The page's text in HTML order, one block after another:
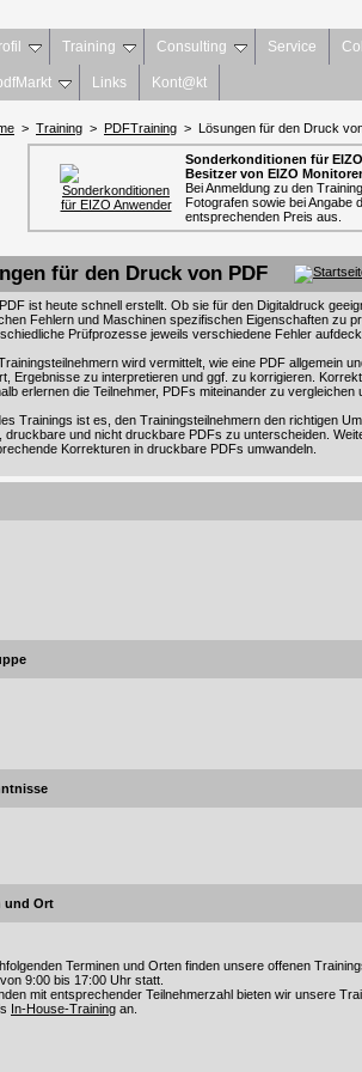
Training Consulting Service
Links Kont@kt
> Training > PDFTraining > Lösungen für den Druck
Sonderkonditionen für
Besitzer von EIZO
Bei Anmeldung zu den
Fotografen sowie bei Angabe
entsprechenden Preis aus.
für den Druck von PDF
ist heute schnell erstellt. Ob sie für den Digitaldruck
Fehlern und Maschinen spezifischen Eigenschaften zu
Prüfprozesse jeweils verschiedene Fehler
wird vermittelt, wie eine PDF allgemein
Ergebnisse zu interpretieren und ggf. zu korrigieren.
erlernen die Teilnehmer, PDFs miteinander zu vergleichen
Trainings ist es, den Trainingsteilnehmern den richtigen
druckbare und nicht druckbare PDFs zu unterscheiden.
Korrekturen in druckbare PDFs umwandeln.
und Ort
Terminen und Orten finden unsere offenen
9:00 bis 17:00 Uhr statt.
mit entsprechender Teilnehmerzahl bieten wir unsere
In-House-Training an.